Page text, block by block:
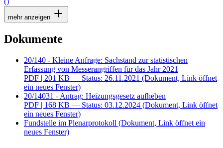
mehr anzeigen
Dokumente
20/140 - Kleine Anfrage: Sachstand zur statistischen
Erfassung von Messerangriffen für das Jahr 2021
PDF | 201 KB — Status: 26.11.2021 (Dokument, Link öffnet
ein neues Fenster)
20/14031 - Antrag: Heizungsgesetz aufheben
PDF | 168 KB — Status: 03.12.2024 (Dokument, Link öffnet
ein neues Fenster)
Fundstelle im Plenarprotokoll (Dokument, Link öffnet ein
neues Fenster)